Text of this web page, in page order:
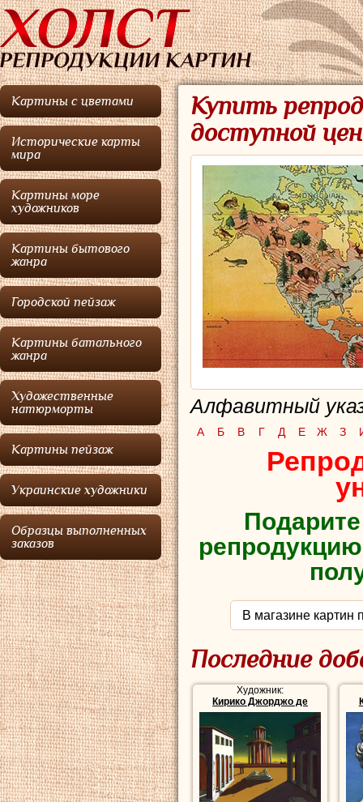
Картины с цветами
Исторические карты
мира
Картины море
художников
Картины бытового
жанра
Городской пейзаж
Картины батального
жанра
Художественные
натюрморты
Картины пейзаж
Украинские художники
Образцы выполненных
заказов
Купить
доступной
Алфавитный
А Б В Г Д Е Ж З
В магазине картин
Последние
Художник:
Кирико Джорджо де